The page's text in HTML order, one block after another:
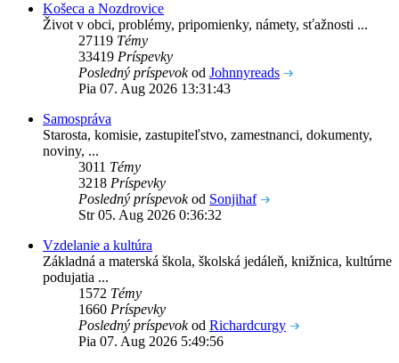
Košeca a Nozdrovice
Život v obci, problémy, pripomienky, námety, sťažnosti ...
27119 Témy
33419 Príspevky
Posledný príspevokod Johnnyreads
Pia 07. Aug 2026 13:31:43
Samospráva
Starosta, komisie, zastupiteľstvo, zamestnanci, dokumenty,
noviny, ...
3011 Témy
3218 Príspevky
Posledný príspevokod Sonjihaf
Str 05. Aug 2026 0:36:32
Vzdelanie a kultúra
Základná a materská škola, školská jedáleň, knižnica, kultúrne
podujatia ...
1572 Témy
1660 Príspevky
Posledný príspevokod Richardcurgy
Pia 07. Aug 2026 5:49:56